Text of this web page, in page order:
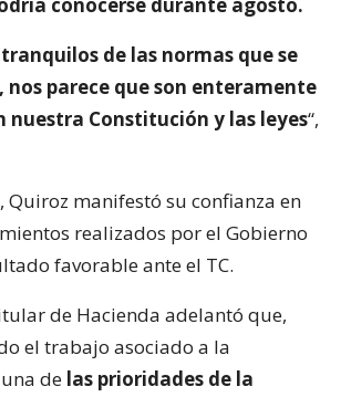
conocerse durante agosto.
de las normas que se
nos parece que son enteramente
nuestra Constitución y las leyes“,
Quiroz manifestó su confianza en
realizados por el Gobierno
favorable ante el TC.
de Hacienda adelantó que,
el trabajo asociado a la
de las prioridades de la